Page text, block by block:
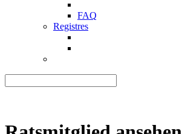
FAQ
Registres